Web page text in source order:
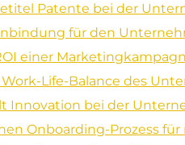
Patente bei der
für den
einer
Life-Balance des
Innovation bei der
Onboarding-Prozess